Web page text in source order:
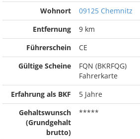
Wohnort
09125 Chemnitz
Entfernung
9 km
Führerschein
CE
Gültige Scheine
FQN (BKRFQG)
Fahrerkarte
Erfahrung als BKF
5 Jahre
Gehaltswunsch
(Grundgehalt
brutto)
*****